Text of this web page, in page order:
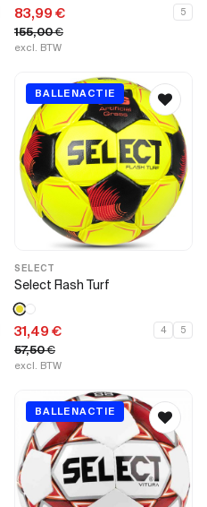
83,99 €
155,00€
excl. BTW
5
BALLENACTIE
SELECT
Select Flash Turf
31,49 €
57,50€
excl. BTW
4 5
BALLENACTIE